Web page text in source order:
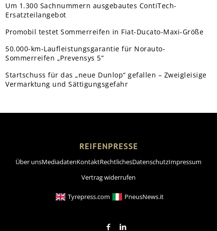
Um 1.300 Sachnummern ausgebautes ContiTech-
Ersatzteilangebot
Promobil testet Sommerreifen in Fiat-Ducato-Maxi-Größe
50.000-km-Laufleistungsgarantie für Norauto-
Sommerreifen „Prevensys 5”
Startschuss für das „neue Dunlop“ gefallen – Zweigleisige
Vermarktung und Sättigungsgefahr
REIFENPRESSE
Über unsMediadatenKontaktRechtlichesDatenschutzImpressum
Vertrag widerrufen
Tyrepress.com PneusNews.it